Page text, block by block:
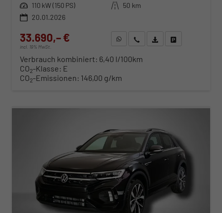
Leistung 110 kW (150 PS) Kilometerstand 50 km
20.01.2026
33.690,– €
incl. 19% MwSt.
WhatsApp anfragen
Wir rufen Sie anFahrzeugexposé (PDF)
Verbrauch kombiniert: 6,40 l/100km
CO2-Klasse: E
CO2-Emissionen: 146,00 g/km